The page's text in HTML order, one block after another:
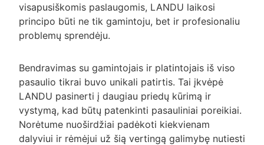
visapusiškomis paslaugomis, LANDU laikosi
principo būti ne tik gamintoju, bet ir profesionaliu
problemų sprendėju.
Bendravimas su gamintojais ir platintojais iš viso
pasaulio tikrai buvo unikali patirtis. Tai įkvėpė
LANDU pasinerti į daugiau priedų kūrimą ir
vystymą, kad būtų patenkinti pasauliniai poreikiai.
Norėtume nuoširdžiai padėkoti kiekvienam
dalyviui ir rėmėjui už šią vertingą galimybę nutiesti